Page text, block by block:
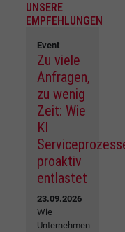
UNSERE
EMPFEHLUNGEN
Event
Zu viele
Anfragen,
zu wenig
Zeit: Wie
KI
proaktiv
entlastet
23.09.2026
Wie
Unternehmen